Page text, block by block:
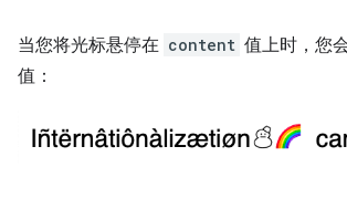
当您将光标悬停在 content 值上时，您
值：